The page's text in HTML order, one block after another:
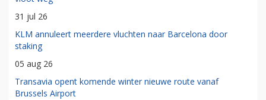
31 jul 26
KLM annuleert meerdere vluchten naar Barcelona door
staking
05 aug 26
Transavia opent komende winter nieuwe route vanaf
Brussels Airport